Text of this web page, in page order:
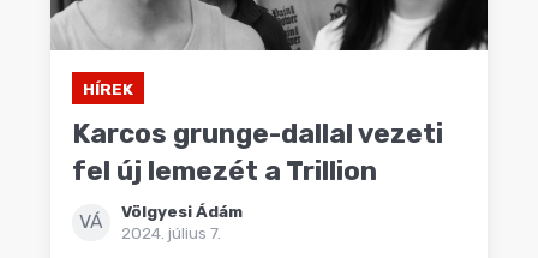
HÍREK
Karcos grunge-dallal vezeti
fel új lemezét a Trillion
VÁ
Völgyesi Ádám
2024. július 7.